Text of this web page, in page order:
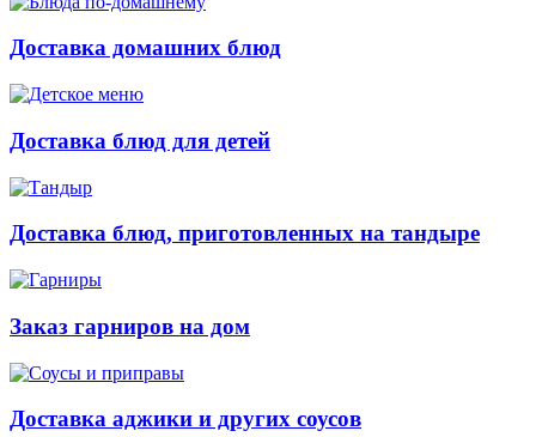
Доставка домашних блюд
Доставка блюд для детей
Доставка блюд, приготовленных на тандыре
Заказ гарниров на дом
Доставка аджики и других соусов